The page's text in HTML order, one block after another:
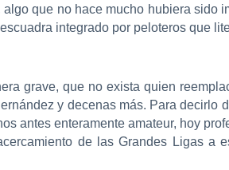
que no hace mucho hubiera sido
integrado por peloteros que
grave, que no exista quien
y decenas más. Para decirlo
antes enteramente amateur, hoy
de las Grandes Ligas a